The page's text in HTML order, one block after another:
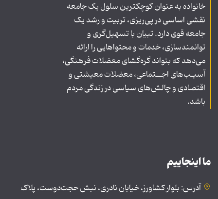
خانواده به عنوان کوچکترین سلول یک جامعه
نقشی اساسی در پی‌ریزی، تربیت و رشد یک
جامعه قوی دارد. تبیان با تسهیل‌گری و
توانمندسازی، خدمات و محتواهایی را ارائه
می‌دهد که بتواند گره‌گشای معضلات فرهنگی،
آسیـب‌های اجــتماعی، معضلات معیشتی و
اقتصادی و چالش‌های سیاسی در زندگی مردم
باشد.
ما اینجاییم
آدرس: بلوار کشاورز، خیابان نادری، نبش حجت‌دوست، پلاک